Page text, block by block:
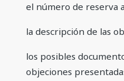
el número de reserva
la descripción de las
los posibles
objeciones